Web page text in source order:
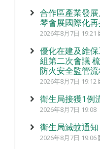
合作區產業發
琴會展國際化
2026年8月7日 19:21
優化在建及維
組第二次會議
防火安全監管
2026年8月7日 19:12
衛生局接獲1例
2026年8月7日 19:08
衛生局滅蚊通知
2026年8月7日 19:06